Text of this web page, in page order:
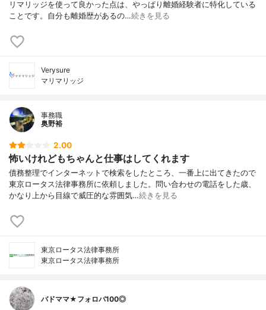
リマリッジを使って良かった点は、やっぱり離婚経験者に特化している
ことです。自分も離婚歴があるの…続きを見る
Verysure
マリマリッジ
事務職
奥野裕
2.00
怖いけれどもちゃんと仕事はしてくれます
債務整理でインターネットで検索をしたところ、一番上に出てきたので
東京ロータス法律事務所に依頼しました。問い合わせの電話をした歳、
かなり上から目線で威圧的な雰囲気…続きを見る
東京ロータス法律事務所
東京ロータス法律事務所
バドママ★フォロバ100◎